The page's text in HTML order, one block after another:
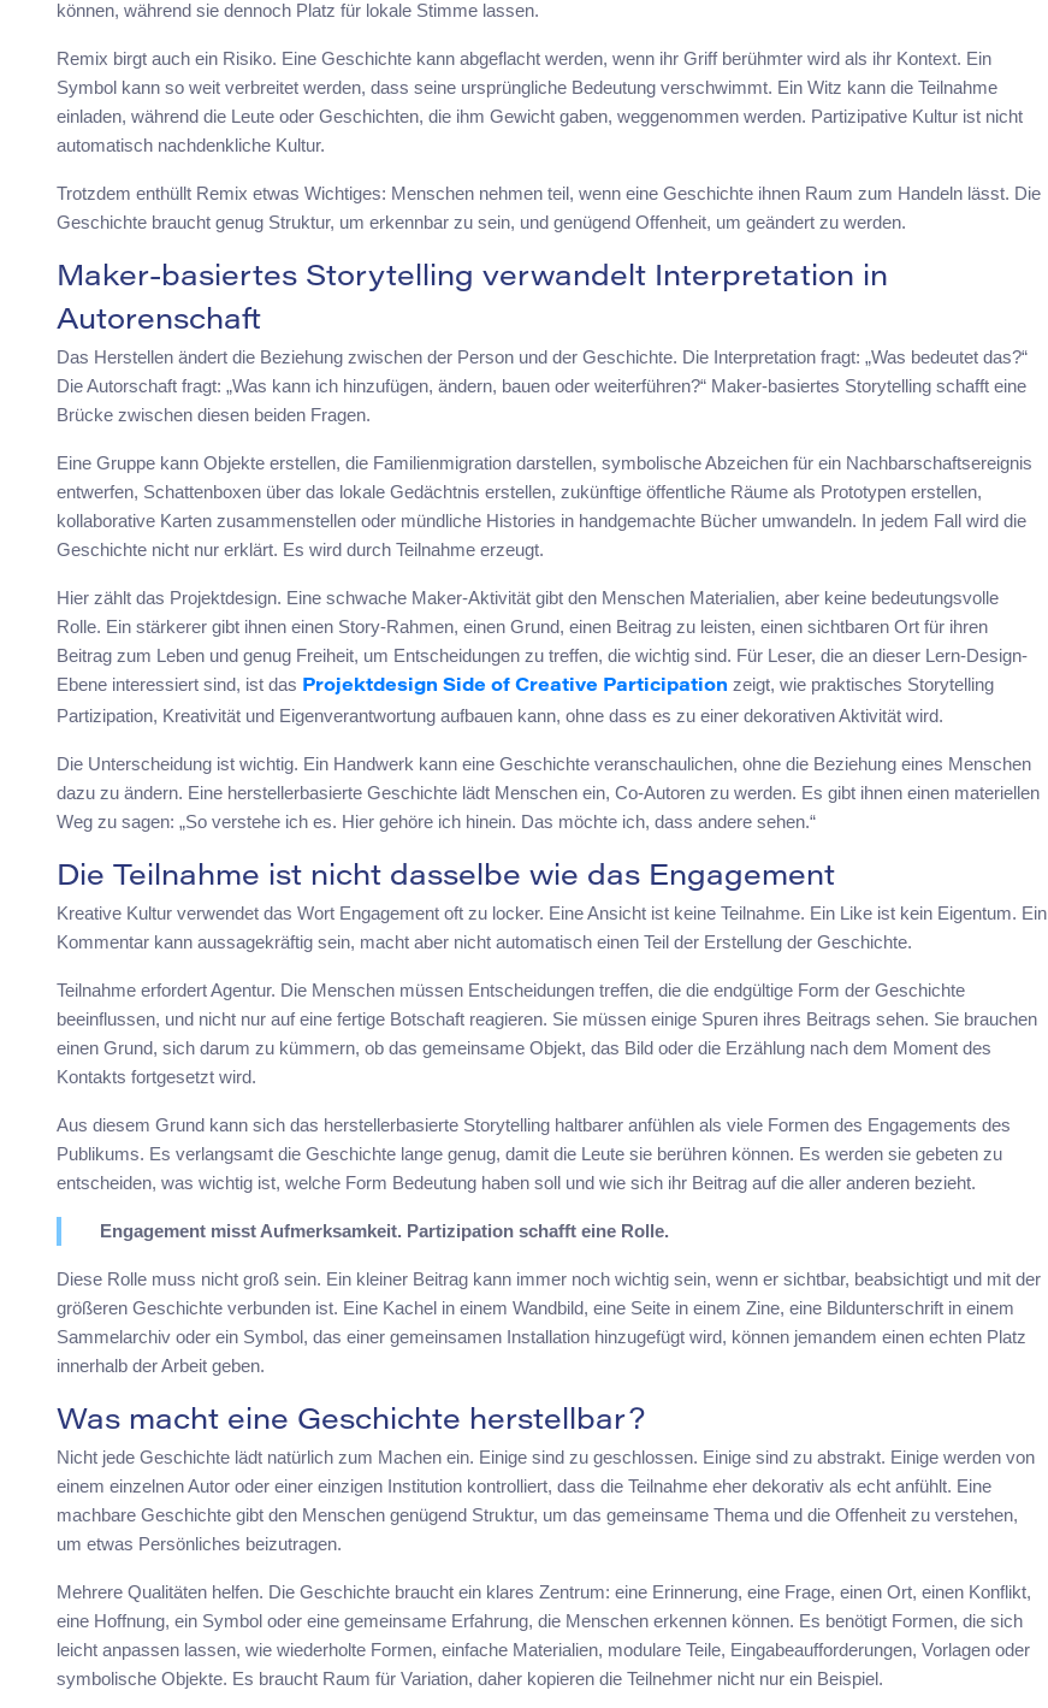
können, während sie dennoch Platz für lokale Stimme lassen.
Remix birgt auch ein Risiko. Eine Geschichte kann abgeflacht werden, wenn ihr Griff berühmter wird als ihr Kontext. Ein
Symbol kann so weit verbreitet werden, dass seine ursprüngliche Bedeutung verschwimmt. Ein Witz kann die Teilnahme
einladen, während die Leute oder Geschichten, die ihm Gewicht gaben, weggenommen werden. Partizipative Kultur ist nicht
automatisch nachdenkliche Kultur.
Trotzdem enthüllt Remix etwas Wichtiges: Menschen nehmen teil, wenn eine Geschichte ihnen Raum zum Handeln lässt. Die
Geschichte braucht genug Struktur, um erkennbar zu sein, und genügend Offenheit, um geändert zu werden.
Maker-basiertes Storytelling verwandelt Interpretation in
Autorenschaft
Das Herstellen ändert die Beziehung zwischen der Person und der Geschichte. Die Interpretation fragt: „Was bedeutet das?“
Die Autorschaft fragt: „Was kann ich hinzufügen, ändern, bauen oder weiterführen?“ Maker-basiertes Storytelling schafft eine
Brücke zwischen diesen beiden Fragen.
Eine Gruppe kann Objekte erstellen, die Familienmigration darstellen, symbolische Abzeichen für ein Nachbarschaftsereignis
entwerfen, Schattenboxen über das lokale Gedächtnis erstellen, zukünftige öffentliche Räume als Prototypen erstellen,
kollaborative Karten zusammenstellen oder mündliche Histories in handgemachte Bücher umwandeln. In jedem Fall wird die
Geschichte nicht nur erklärt. Es wird durch Teilnahme erzeugt.
Hier zählt das Projektdesign. Eine schwache Maker-Aktivität gibt den Menschen Materialien, aber keine bedeutungsvolle
Rolle. Ein stärkerer gibt ihnen einen Story-Rahmen, einen Grund, einen Beitrag zu leisten, einen sichtbaren Ort für ihren
Beitrag zum Leben und genug Freiheit, um Entscheidungen zu treffen, die wichtig sind. Für Leser, die an dieser Lern-Design-
Ebene interessiert sind, ist das Projektdesign Side of Creative Participation zeigt, wie praktisches Storytelling
Partizipation, Kreativität und Eigenverantwortung aufbauen kann, ohne dass es zu einer dekorativen Aktivität wird.
Die Unterscheidung ist wichtig. Ein Handwerk kann eine Geschichte veranschaulichen, ohne die Beziehung eines Menschen
dazu zu ändern. Eine herstellerbasierte Geschichte lädt Menschen ein, Co-Autoren zu werden. Es gibt ihnen einen materiellen
Weg zu sagen: „So verstehe ich es. Hier gehöre ich hinein. Das möchte ich, dass andere sehen.“
Die Teilnahme ist nicht dasselbe wie das Engagement
Kreative Kultur verwendet das Wort Engagement oft zu locker. Eine Ansicht ist keine Teilnahme. Ein Like ist kein Eigentum. Ein
Kommentar kann aussagekräftig sein, macht aber nicht automatisch einen Teil der Erstellung der Geschichte.
Teilnahme erfordert Agentur. Die Menschen müssen Entscheidungen treffen, die die endgültige Form der Geschichte
beeinflussen, und nicht nur auf eine fertige Botschaft reagieren. Sie müssen einige Spuren ihres Beitrags sehen. Sie brauchen
einen Grund, sich darum zu kümmern, ob das gemeinsame Objekt, das Bild oder die Erzählung nach dem Moment des
Kontakts fortgesetzt wird.
Aus diesem Grund kann sich das herstellerbasierte Storytelling haltbarer anfühlen als viele Formen des Engagements des
Publikums. Es verlangsamt die Geschichte lange genug, damit die Leute sie berühren können. Es werden sie gebeten zu
entscheiden, was wichtig ist, welche Form Bedeutung haben soll und wie sich ihr Beitrag auf die aller anderen bezieht.
Engagement misst Aufmerksamkeit. Partizipation schafft eine Rolle.
Diese Rolle muss nicht groß sein. Ein kleiner Beitrag kann immer noch wichtig sein, wenn er sichtbar, beabsichtigt und mit der
größeren Geschichte verbunden ist. Eine Kachel in einem Wandbild, eine Seite in einem Zine, eine Bildunterschrift in einem
Sammelarchiv oder ein Symbol, das einer gemeinsamen Installation hinzugefügt wird, können jemandem einen echten Platz
innerhalb der Arbeit geben.
Was macht eine Geschichte herstellbar?
Nicht jede Geschichte lädt natürlich zum Machen ein. Einige sind zu geschlossen. Einige sind zu abstrakt. Einige werden von
einem einzelnen Autor oder einer einzigen Institution kontrolliert, dass die Teilnahme eher dekorativ als echt anfühlt. Eine
machbare Geschichte gibt den Menschen genügend Struktur, um das gemeinsame Thema und die Offenheit zu verstehen,
um etwas Persönliches beizutragen.
Mehrere Qualitäten helfen. Die Geschichte braucht ein klares Zentrum: eine Erinnerung, eine Frage, einen Ort, einen Konflikt,
eine Hoffnung, ein Symbol oder eine gemeinsame Erfahrung, die Menschen erkennen können. Es benötigt Formen, die sich
leicht anpassen lassen, wie wiederholte Formen, einfache Materialien, modulare Teile, Eingabeaufforderungen, Vorlagen oder
symbolische Objekte. Es braucht Raum für Variation, daher kopieren die Teilnehmer nicht nur ein Beispiel.